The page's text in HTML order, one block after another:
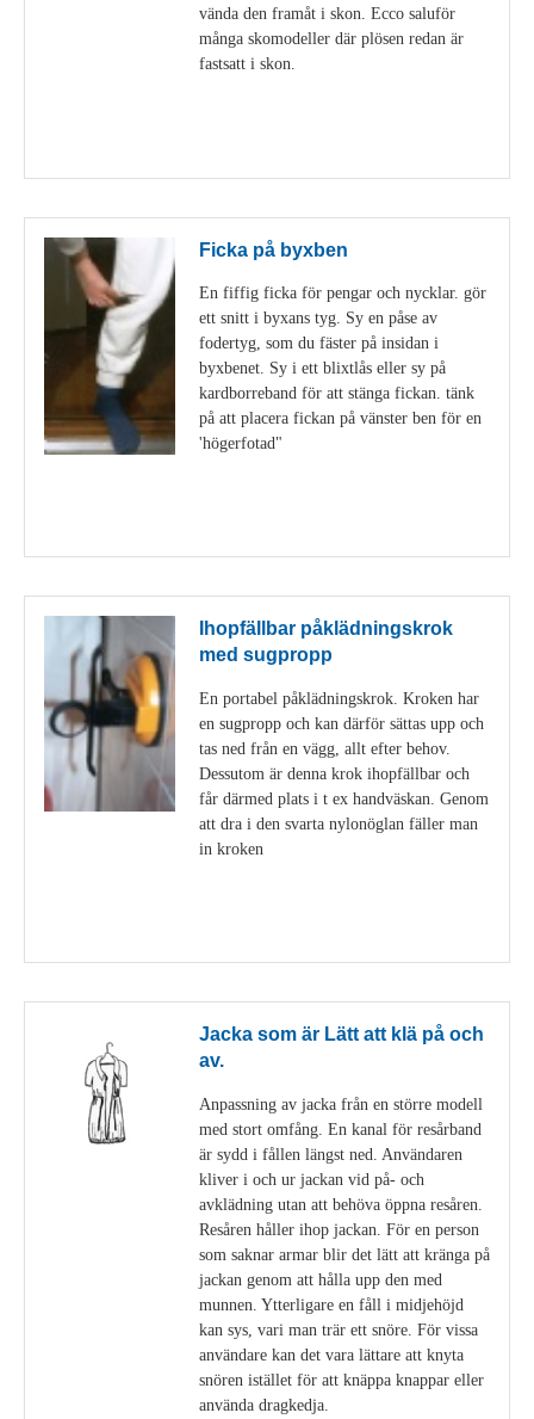
vända den framåt i skon. Ecco saluför
många skomodeller där plösen redan är
fastsatt i skon.
Ficka på byxben
En fiffig ficka för pengar och nycklar. gör
ett snitt i byxans tyg. Sy en påse av
fodertyg, som du fäster på insidan i
byxbenet. Sy i ett blixtlås eller sy på
kardborreband för att stänga fickan. tänk
på att placera fickan på vänster ben för en
'högerfotad"
Ihopfällbar påklädningskrok
med sugpropp
En portabel påklädningskrok. Kroken har
en sugpropp och kan därför sättas upp och
tas ned från en vägg, allt efter behov.
Dessutom är denna krok ihopfällbar och
får därmed plats i t ex handväskan. Genom
att dra i den svarta nylonöglan fäller man
in kroken
Jacka som är Lätt att klä på och
av.
Anpassning av jacka från en större modell
med stort omfång. En kanal för resårband
är sydd i fållen längst ned. Användaren
kliver i och ur jackan vid på- och
avklädning utan att behöva öppna resåren.
Resåren håller ihop jackan. För en person
som saknar armar blir det lätt att kränga på
jackan genom att hålla upp den med
munnen. Ytterligare en fåll i midjehöjd
kan sys, vari man trär ett snöre. För vissa
användare kan det vara lättare att knyta
snören istället för att knäppa knappar eller
använda dragkedja.